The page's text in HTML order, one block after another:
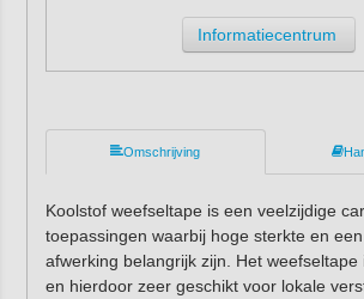
Informatiecentrum
Omschrijving
Koolstof weefseltape is een veelzijdige
toepassingen waarbij hoge sterkte en
afwerking belangrijk zijn. Het weefseltape
en hierdoor zeer geschikt voor lokale